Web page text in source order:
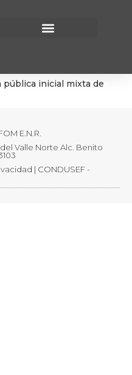
pública inicial mixta de
E.N.R.
Valle Norte Alc. Benito
| CONDUSEF -